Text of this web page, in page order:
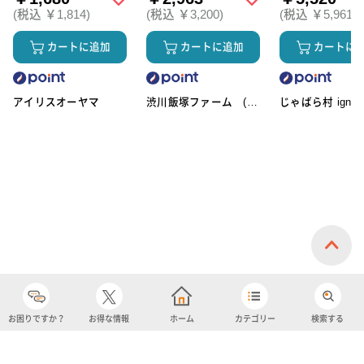
(税込 ￥1,814)
カートに追加
アイリスオーヤマ
(税込 ￥3,200)
カートに追加
渋川飯塚ファーム (ア
(税込 ￥5,961)
カートに
じゃばら村
お困りですか？ お得な情報 ホーム カテゴリー 検索する